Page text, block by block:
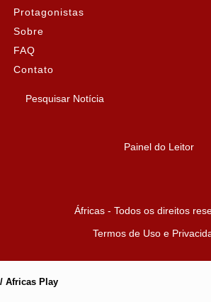
Protagonistas
Sobre
FAQ
Contato
Pesquisar Notícia
Painel do Leitor
Áfricas - Todos os direitos
Termos de Uso e
/ Africas Play